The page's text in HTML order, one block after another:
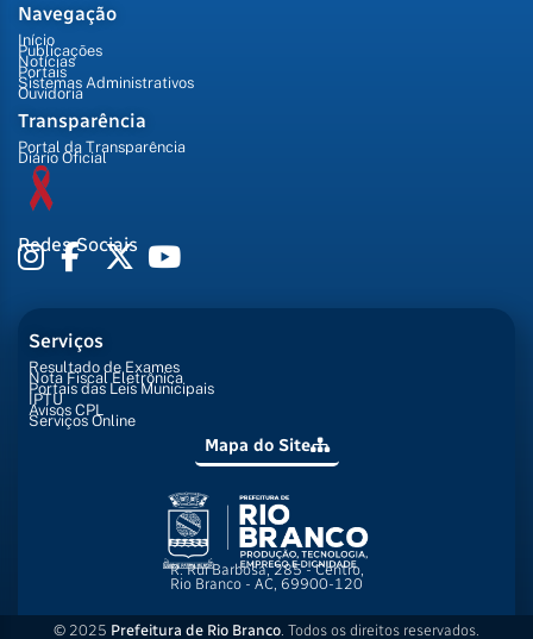
Navegação
Início
Publicações
Notícias
Portais
Sistemas Administrativos
Ouvidoria
Transparência
Portal da Transparência
Diário Oficial
Redes Sociais
Serviços
Resultado de Exames
Nota Fiscal Eletrônica
Portais das Leis Municipais
IPTU
Avisos CPL
Serviços Online
Mapa do Site
R. Rui Barbosa, 285 - Centro,
Rio Branco - AC, 69900-120
© 2025 Prefeitura de Rio Branco . Todos os direitos reservados.